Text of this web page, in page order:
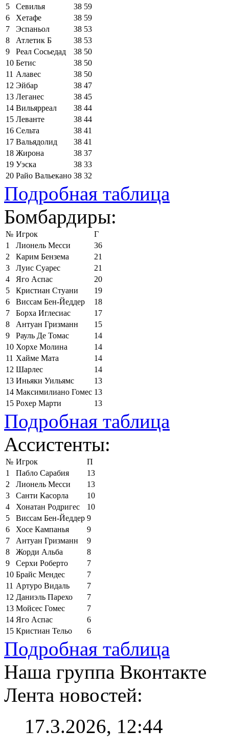
5
Севилья 38 59
6
Хетафе 38 59
7
Эспаньол 38 53
8
Атлетик Б 38 53
9
Реал Сосьедад 38 50
10 Бетис 38 50
11 Алавес 38 50
12 Эйбар 38 47
13 Леганес 38 45
14 Вильярреал 38 44
15 Леванте 38 44
16 Сельта 38 41
17 Вальядолид 38 41
18 Жирона 38 37
19 Уэска 38 33
20 Райо Вальекано 38 32
Подробная таблица
Бомбардиры:
№ Игрок
Г
1
Лионель Месси
36
2
Карим Бензема
21
3
Луис Суарес
21
4
Яго Аспас
20
5
Кристиан Стуани
19
6
Виссам Бен-Йеддер
18
7
Борха Иглесиас
17
8
Антуан Гризманн
15
9
Рауль Де Томас
14
10 Хорхе Молина
14
11 Хайме Мата
14
12 Шарлес
14
13 Иньяки Уильямс
13
14 Максимилиано Гомес 13
15 Рохер Марти 13
Подробная таблица
Ассистенты:
№ Игрок
П
1
Пабло Сарабия
13
2
Лионель Месси
13
3
Санти Касорла
10
4
Хонатан Родригес
10
5
Виссам Бен-Йеддер 9
6
Хосе Кампанья
9
7
Антуан Гризманн
9
8
Жорди Альба
8
9
Серхи Роберто
7
10 Брайс Мендес
7
11 Артуро Видаль
7
12 Даниэль Парехо
7
13 Мойсес Гомес
7
14 Яго Аспас
6
15 Кристиан Тельо 6
Подробная таблица
Наша группа Вконтакте
Лента новостей:
17.3.2026, 12:44